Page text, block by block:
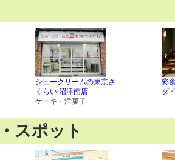
シュークリームの東京さ
くらい 沼津南店
ケーキ・洋菓子
彩
ダ
スポット